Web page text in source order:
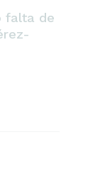
falta de